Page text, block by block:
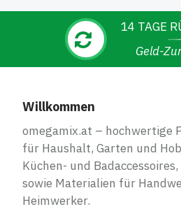
14 TAGE
Geld-
Willkommen
omegamix.at – hochwertige
für Haushalt, Garten und
Küchen- und
sowie Materialien für
Heimwerker.